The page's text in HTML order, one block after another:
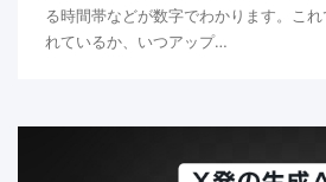
る時間帯などが数字でわかります。こ
れているか、いつアップ…